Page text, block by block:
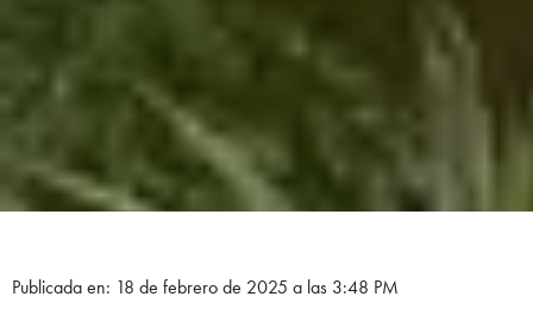
Publicada en: 18 de febrero de 2025 a las 3:48 PM